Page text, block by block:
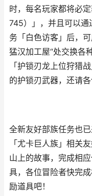
时，每名玩家都将必
745）」，并且可以通
务「白色访客」后，
猛汉加工屋“处交换各
「护锁刃龙上位狩猎
的护锁刃武器，还请
全新友好部族任务也
「尤卡巨人族」相关
山上的故事，完成相
具，各位冒险者快完
励道具吧！